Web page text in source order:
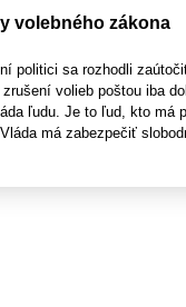
volebného zákona
politici sa rozhodli
volieb poštou iba
ľudu. Je to ľud, kto má
má zabezpečiť